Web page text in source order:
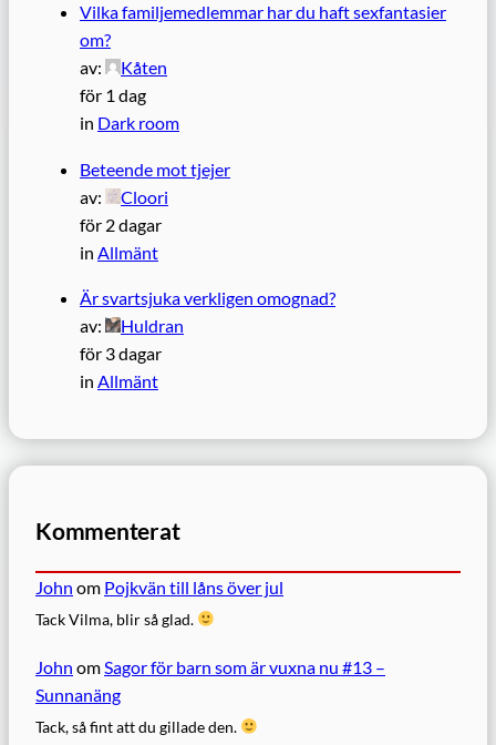
Vilka familjemedlemmar har du haft sexfantasier
om?
av:
Kåten
för 1 dag
in Dark room
Beteende mot tjejer
av:
Cloori
för 2 dagar
in Allmänt
Är svartsjuka verkligen omognad?
av:
Huldran
för 3 dagar
in Allmänt
Kommenterat
John om Pojkvän till låns över jul
Tack Vilma, blir så glad.
John omSagor för barn som är vuxna nu #13 –
Sunnanäng
Tack, så fint att du gillade den.